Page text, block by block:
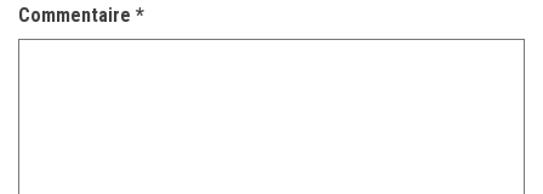
Commentaire *